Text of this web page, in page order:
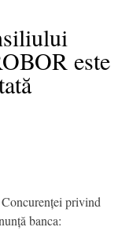
este
privind
banca: